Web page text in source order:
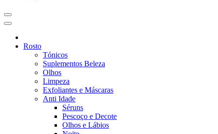
Rosto
Tónicos
Suplementos Beleza
Olhos
Limpeza
Exfoliantes e Máscaras
Anti Idade
Séruns
Pescoço e Decote
Olhos e Lábios